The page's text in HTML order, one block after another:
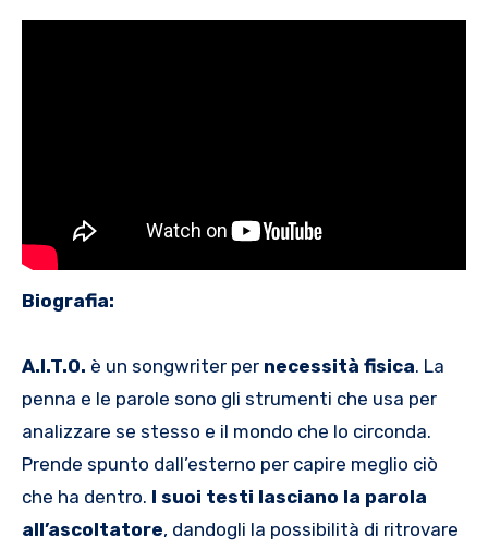
Biografia:
A.I.T.O. è un songwriter per necessità fisica. La
penna e le parole sono gli strumenti che usa per
analizzare se stesso e il mondo che lo circonda.
Prende spunto dall’esterno per capire meglio ciò
che ha dentro. I suoi testi lasciano la parola
all’ascoltatore, dandogli la possibilità di ritrovare